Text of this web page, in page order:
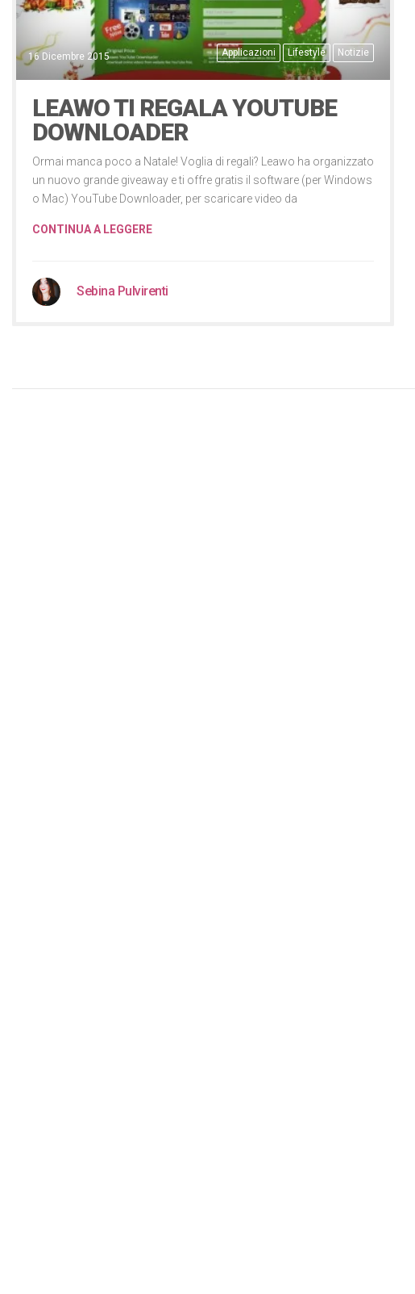
Applicazioni Lifestyle Notizie
16 Dicembre 2015
LEAWO TI REGALA YOUTUBE
DOWNLOADER
Ormai manca poco a Natale! Voglia di regali? Leawo ha organizzato
un nuovo grande giveaway e ti offre gratis il software (per Windows
o Mac) YouTube Downloader, per scaricare video da
CONTINUA A LEGGERE
Sebina Pulvirenti